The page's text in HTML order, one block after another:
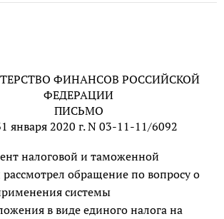
ФИНАНСОВ РОССИЙСКОЙ
ФЕДЕРАЦИИ
ПИСЬМО
января 2020 г. N 03-11-11/6092
налоговой и таможенной
обращение по вопросу о
системы
в виде единого налога на